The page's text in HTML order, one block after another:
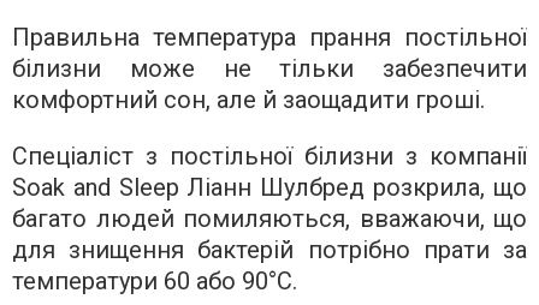
Правильна температура прання постільної
білизни може не тільки забезпечити
комфортний сон, але й заощадити гроші.
Спеціаліст з постільної білизни з компанії
Soak and Sleep Ліанн Шулбред розкрила, що
багато людей помиляються, вважаючи, що
для знищення бактерій потрібно прати за
температури 60 або 90°C.